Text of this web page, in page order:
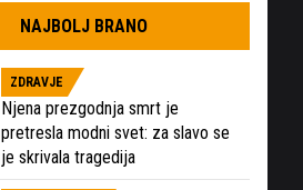
NAJBOLJ BRANO
ZDRAVJE
Njena prezgodnja smrt je
pretresla modni svet: za slavo se
je skrivala tragedija